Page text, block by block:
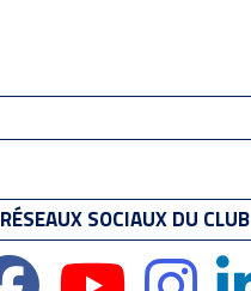
RÉSEAUX SOCIAUX DU CLUB